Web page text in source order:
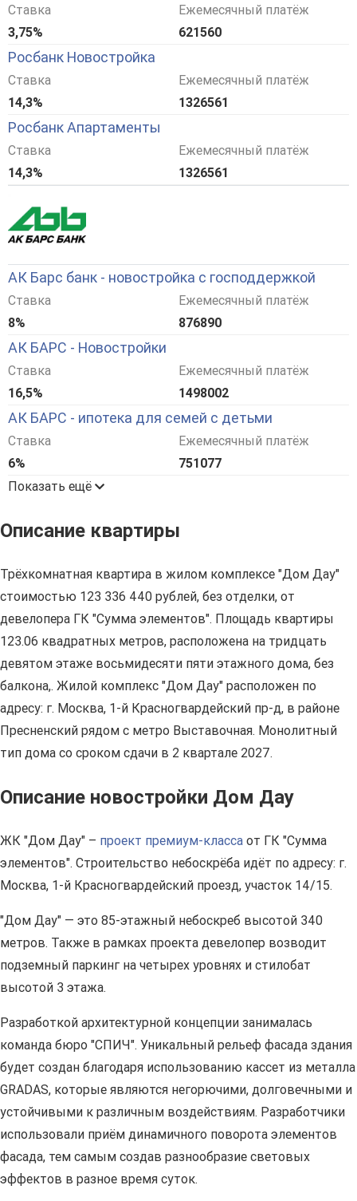
Ставка
3,75%
Ежемесячный платёж
621560
Росбанк Новостройка
Ставка
14,3%
Ежемесячный платёж
1326561
Росбанк Апартаменты
Ставка
14,3%
Ежемесячный платёж
1326561
АК Барс банк - новостройка с господдержкой
Ставка
8%
Ежемесячный платёж
876890
АК БАРС - Новостройки
Ставка
16,5%
Ежемесячный платёж
1498002
АК БАРС - ипотека для семей с детьми
Ставка
6%
Ежемесячный платёж
751077
Показать ещё
Описание квартиры
Трёхкомнатная квартира в жилом комплексе "Дом Дау"
стоимостью 123 336 440 рублей, без отделки, от
девелопера ГК "Сумма элементов". Площадь квартиры
123.06 квадратных метров, расположена на тридцать
девятом этаже восьмидесяти пяти этажного дома, без
балкона,. Жилой комплекс "Дом Дау" расположен по
адресу: г. Москва, 1-й Красногвардейский пр-д, в районе
Пресненский рядом с метро Выставочная. Монолитный
тип дома со сроком сдачи в 2 квартале 2027.
Описание новостройки Дом Дау
ЖК "Дом Дау" – проект премиум-класса от ГК "Сумма
элементов". Строительство небоскрёба идёт по адресу: г.
Москва, 1-й Красногвардейский проезд, участок 14/15.
"Дом Дау" — это 85-этажный небоскреб высотой 340
метров. Также в рамках проекта девелопер возводит
подземный паркинг на четырех уровнях и стилобат
высотой 3 этажа.
Разработкой архитектурной концепции занималась
команда бюро "СПИЧ". Уникальный рельеф фасада здания
будет создан благодаря использованию кассет из металла
GRADAS, которые являются негорючими, долговечными и
устойчивыми к различным воздействиям. Разработчики
использовали приём динамичного поворота элементов
фасада, тем самым создав разнообразие световых
эффектов в разное время суток.